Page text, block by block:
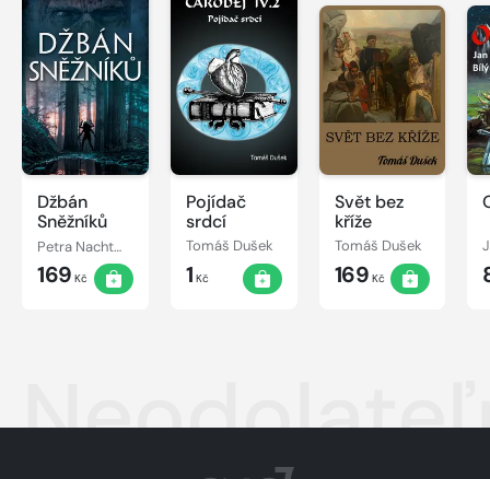
Džbán
Sněžníků
Petra Nachtmanová
169 Kč
Pojídač
srdcí
Tomáš Dušek
1 Kč
Svět bez
kříže
Tomáš Dušek
169 Kč